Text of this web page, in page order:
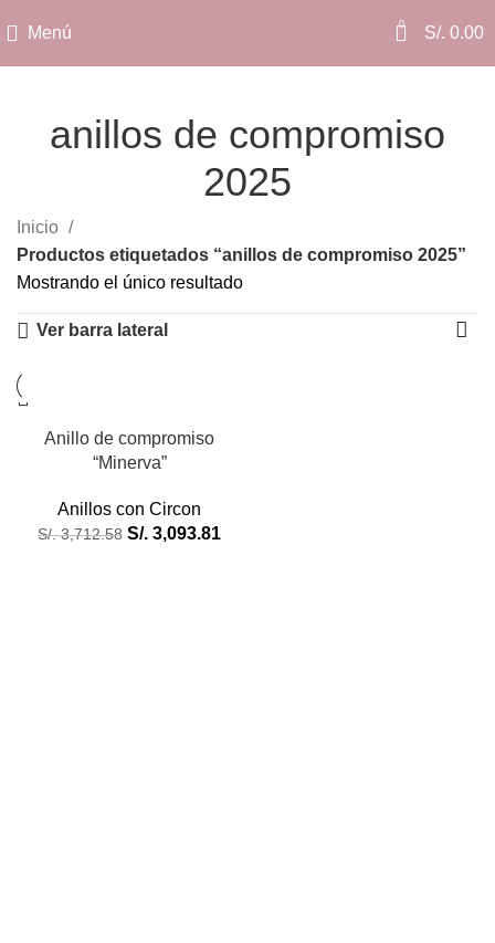
Menú 0 S/. 0.00
anillos de compromiso
2025
Inicio
Productos etiquetados “anillos de compromiso 2025”
Mostrando el único resultado
Ver barra lateral
Anillo de compromiso
“Minerva”
Anillos con Circon
S/.3,712.58 S/. 3,093.81